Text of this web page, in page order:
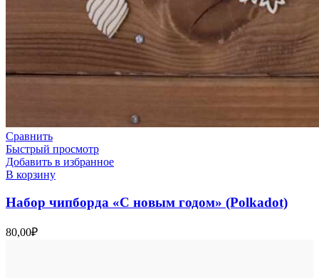
Сравнить
Быстрый просмотр
Добавить в избранное
В корзину
Набор чипборда «С новым годом» (Polkadot)
80,00₽